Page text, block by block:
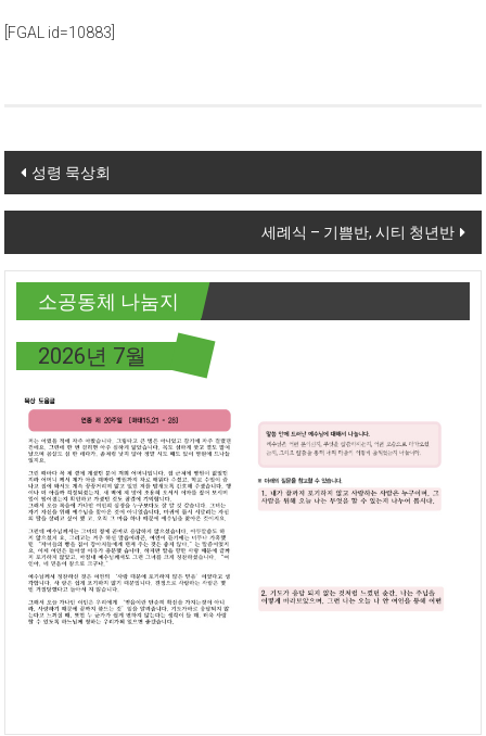
[FGAL id=10883]
Post navigation
성령 묵상회
세례식 – 기쁨반, 시티 청년반
소공동체 나눔지
2026년 7월